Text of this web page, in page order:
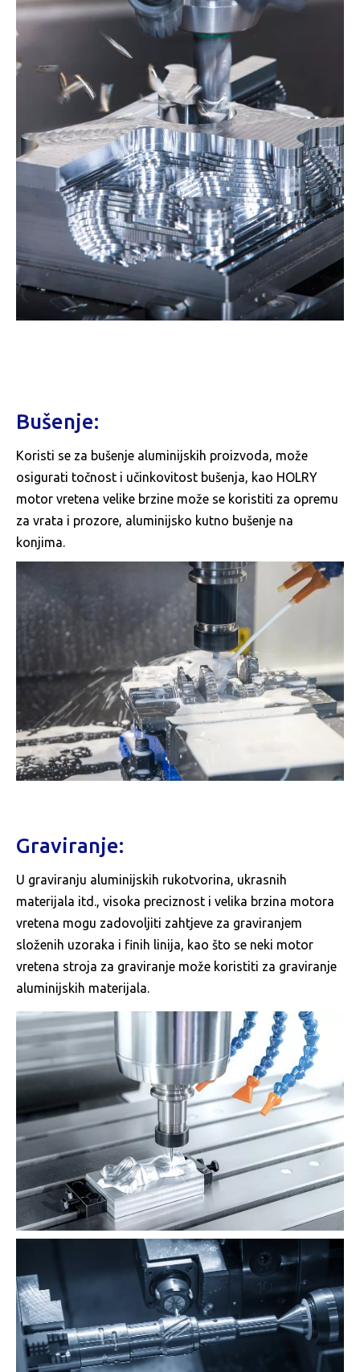
Bušenje:
Koristi se za bušenje aluminijskih proizvoda, može
osigurati točnost i učinkovitost bušenja, kao HOLRY
motor vretena velike brzine može se koristiti za opremu
za vrata i prozore, aluminijsko kutno bušenje na
konjima.
Graviranje:
U graviranju aluminijskih rukotvorina, ukrasnih
materijala itd., visoka preciznost i velika brzina motora
vretena mogu zadovoljiti zahtjeve za graviranjem
složenih uzoraka i finih linija, kao što se neki motor
vretena stroja za graviranje može koristiti za graviranje
aluminijskih materijala.